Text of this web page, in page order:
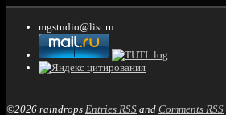
mgstudio@list.ru
©2026 raindrops Entries RSS and Comments RSS